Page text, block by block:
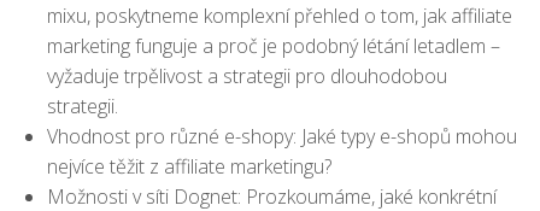
mixu, poskytneme komplexní přehled o tom, jak affiliate
marketing funguje a proč je podobný létání letadlem –
vyžaduje trpělivost a strategii pro dlouhodobou
strategii.
Vhodnost pro různé e-shopy: Jaké typy e-shopů mohou
nejvíce těžit z affiliate marketingu?
Možnosti v síti Dognet: Prozkoumáme, jaké konkrétní